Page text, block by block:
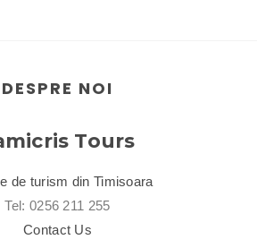
DESPRE NOI
Tours
de turism din Timisoara
Tel: 0256 211 255
Contact Us